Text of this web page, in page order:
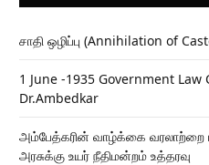
சாதி ஒழிப்பு (Annihilation of
1 June -1935 Government
Dr.Ambedkar
அம்பேத்கரின் வாழ்க்கை வரலாற்றை
அரசுக்கு உயர் நீதிமன்றம் உத்தரவு